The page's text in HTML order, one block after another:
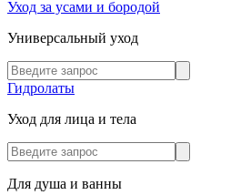
Уход за усами и бородой
Универсальный уход
Гидролаты
Уход для лица и тела
Для душа и ванны